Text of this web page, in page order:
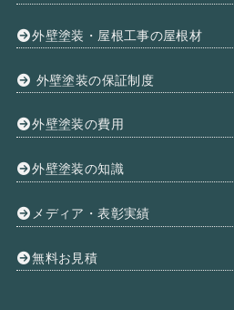
外壁塗装・屋根工事の屋根材
外壁塗装の保証制度
外壁塗装の費用
外壁塗装の知識
メディア・表彰実績
無料お見積